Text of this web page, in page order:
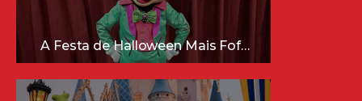
A Festa de Halloween Mais Fofa da Disney Está Chegando!